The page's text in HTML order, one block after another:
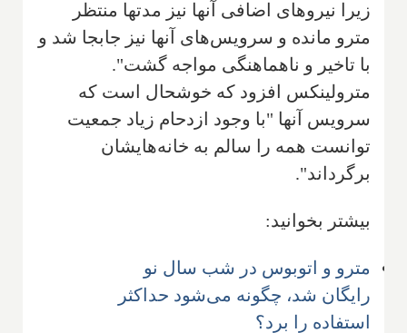
زیرا نیروهای اضافی آنها نیز مدتها منتظر
مترو مانده و سرویس‌های آنها نیز جابجا شد و
با تاخیر و ناهماهنگی مواجه گشت".
مترولینکس افزود که خوشحال است که
سرویس آنها "با وجود ازدحام زیاد جمعیت
توانست همه را سالم به خانه‌هایشان
برگرداند".
بیشتر بخوانید:
مترو و اتوبوس در شب سال نو
رایگان شد، چگونه می‌شود حداکثر
استفاده را برد؟